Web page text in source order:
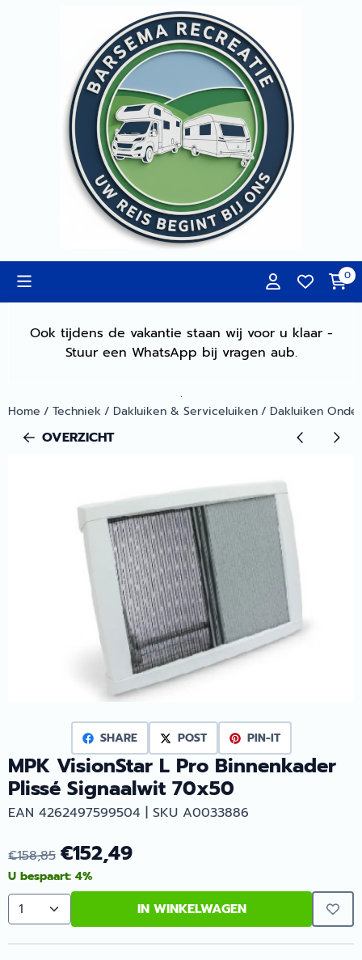
Cookievoorkeuren zijn momenteel gesloten.
0
Ook tijdens de vakantie staan wij voor u klaar -
Stuur een WhatsApp bij vragen aub.
.
Home / Techniek/ Dakluiken & Serviceluiken/ Dakluiken
OVERZICHT
SHARE POST PIN-IT
MPK VisionStar L Pro Binnenkader
Plissé Signaalwit 70x50
EAN 4262497599504 | SKU A0033886
€158,85 €152,49
U bespaart: 4%
Aantal IN WINKELWAGEN